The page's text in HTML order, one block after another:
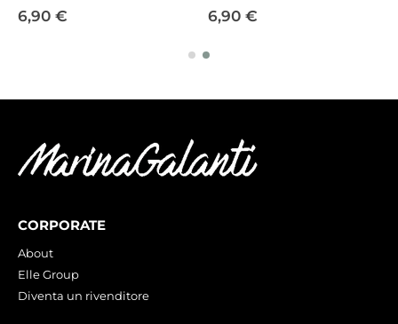
6,90 € 6,90 €
CORPORATE
About
Elle Group
Diventa un rivenditore